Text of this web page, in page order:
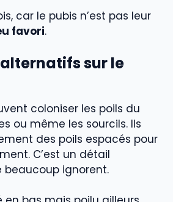
car le pubis n’est pas leur
favori.
sur le
coloniser les poils du
ou même les sourcils. Ils
des poils espacés pour
C’est un détail
ignorent.